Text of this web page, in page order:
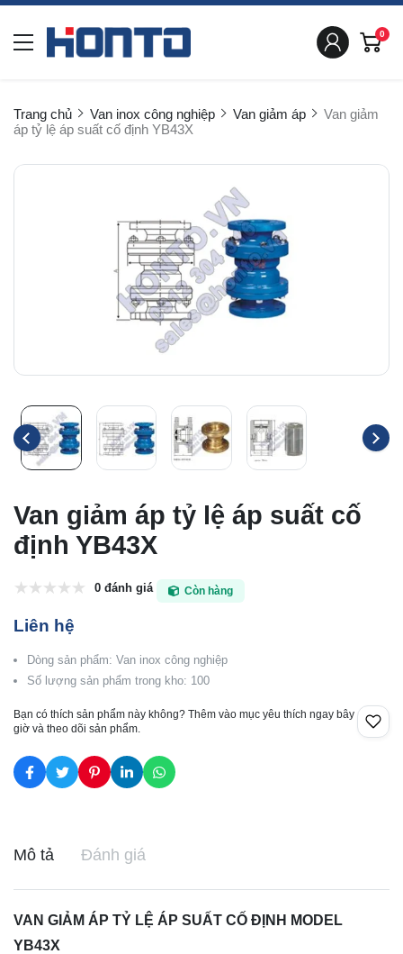
0
Trang chủ Van inox công nghiệp Van giảm áp
Van giảm
áp tỷ lệ áp suất cố định YB43X
Van giảm áp tỷ lệ áp suất cố
định YB43X
0 đánh giá Còn hàng
Liên hệ
Dòng sản phẩm: Van inox công nghiệp
Số lượng sản phẩm trong kho: 100
Bạn có thích sản phẩm này không? Thêm vào mục yêu thích ngay bây
giờ và theo dõi sản phẩm.
Mô tả Đánh giá
VAN GIẢM ÁP TỶ LỆ ÁP SUẤT CỐ ĐỊNH MODEL
YB43X